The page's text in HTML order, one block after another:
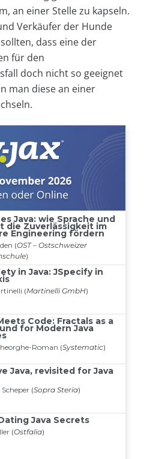
an einer Stelle zu kapseln.
Verkäufer der Hunde
dass eine der
für den
doch nicht so geeignet
man diese an einer